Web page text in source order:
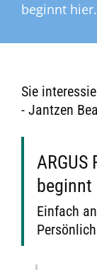
beginnt hier.
Sie
- Jantzen
ARGUS
Einfach